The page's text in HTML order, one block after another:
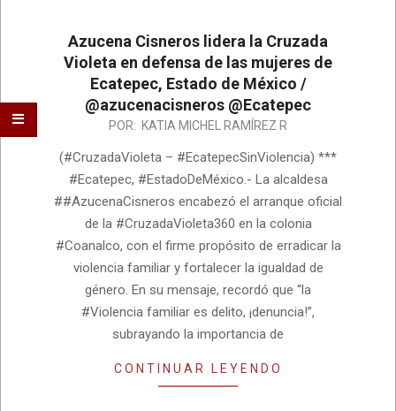
Azucena Cisneros lidera la Cruzada
Violeta en defensa de las mujeres de
Ecatepec, Estado de México /
@azucenacisneros @Ecatepec
08-
POR: KATIA MICHEL RAMÍREZ R
(#CruzadaVioleta – #EcatepecSinViolencia) ***
#Ecatepec, #EstadoDeMéxico.- La alcaldesa
##AzucenaCisneros encabezó el arranque oficial
de la #CruzadaVioleta360 en la colonia
#Coanalco, con el firme propósito de erradicar la
violencia familiar y fortalecer la igualdad de
género. En su mensaje, recordó que “la
#Violencia familiar es delito, ¡denuncia!”,
subrayando la importancia de
CONTINUAR LEYENDO